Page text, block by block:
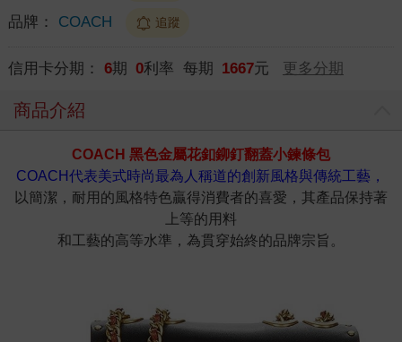
品牌： COACH 追蹤
信用卡分期： 6期 0利率 每期 1667元 更多分期
商品介紹
COACH 黑色金屬花釦鉚釘翻蓋小鍊條包
COACH代表美式時尚最為人稱道的創新風格與傳統工藝，
以簡潔，耐用的風格特色贏得消費者的喜愛，其產品保持著
上等的用料
和工藝的高等水準，為貫穿始終的品牌宗旨。